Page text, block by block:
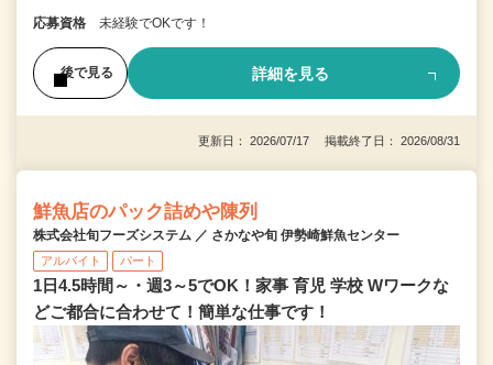
応募資格 未経験でOKです！
後で見る 詳細を見る
更新日： 2026/07/17 掲載終了日： 2026/08/31
鮮魚店のパック詰めや陳列
株式会社旬フーズシステム ／ さかなや旬 伊勢崎鮮魚センター
アルバイト パート
1日4.5時間～・週3～5でOK！家事 育児 学校 Wワークな
どご都合に合わせて！簡単な仕事です！